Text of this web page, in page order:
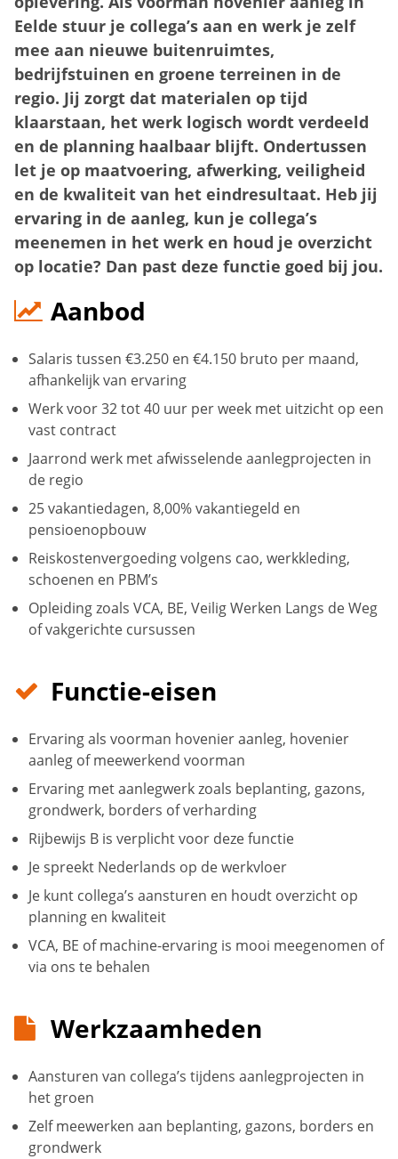
Eelde stuur je collega’s aan en werk je zelf
mee aan nieuwe buitenruimtes,
bedrijfstuinen en groene terreinen in de
regio. Jij zorgt dat materialen op tijd
klaarstaan, het werk logisch wordt verdeeld
en de planning haalbaar blijft. Ondertussen
let je op maatvoering, afwerking, veiligheid
en de kwaliteit van het eindresultaat. Heb jij
ervaring in de aanleg, kun je collega’s
meenemen in het werk en houd je overzicht
op locatie? Dan past deze functie goed bij jou.
Aanbod
Salaris tussen €3.250 en €4.150 bruto per maand,
afhankelijk van ervaring
Werk voor 32 tot 40 uur per week met uitzicht op een
vast contract
Jaarrond werk met afwisselende aanlegprojecten in
de regio
25 vakantiedagen, 8,00% vakantiegeld en
pensioenopbouw
Reiskostenvergoeding volgens cao, werkkleding,
schoenen en PBM’s
Opleiding zoals VCA, BE, Veilig Werken Langs de Weg
of vakgerichte cursussen
Functie-eisen
Ervaring als voorman hovenier aanleg, hovenier
aanleg of meewerkend voorman
Ervaring met aanlegwerk zoals beplanting, gazons,
grondwerk, borders of verharding
Rijbewijs B is verplicht voor deze functie
Je spreekt Nederlands op de werkvloer
Je kunt collega’s aansturen en houdt overzicht op
planning en kwaliteit
VCA, BE of machine-ervaring is mooi meegenomen of
via ons te behalen
Werkzaamheden
Aansturen van collega’s tijdens aanlegprojecten in
het groen
Zelf meewerken aan beplanting, gazons, borders en
grondwerk